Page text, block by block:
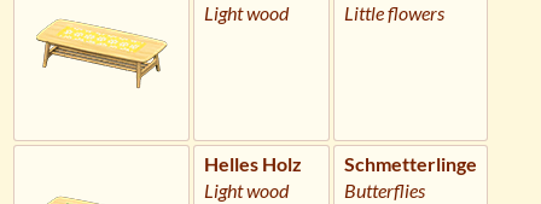
Light wood
Little flowers
Helles Holz
Light wood
Schmetterlinge
Butterflies